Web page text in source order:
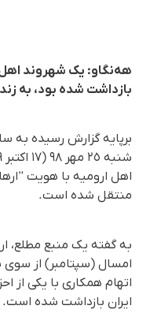
بازداشت شدە بود، بە
برپایە گزارش رسیدە بە
اهل ارومیە با هویت
منتقل شدە است.
بە گفتە یک منبع مطلع،
امسال (سپتامبر) از سوی
اتهام همکاری با یکی از
ایران بازداشت شدە است.